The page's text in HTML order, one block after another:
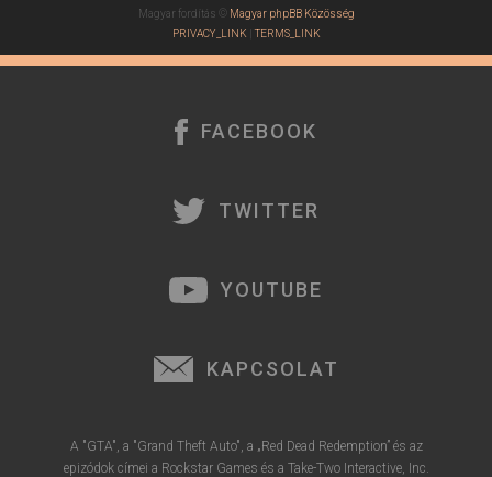
Magyar fordítás © Magyar phpBB Közösség
PRIVACY_LINK |TERMS_LINK
FACEBOOK
TWITTER
YOUTUBE
KAPCSOLAT
A "GTA", a "Grand Theft Auto", a „Red Dead Redemption” és az
epizódok címei a Rockstar Games és a Take-Two Interactive, Inc.